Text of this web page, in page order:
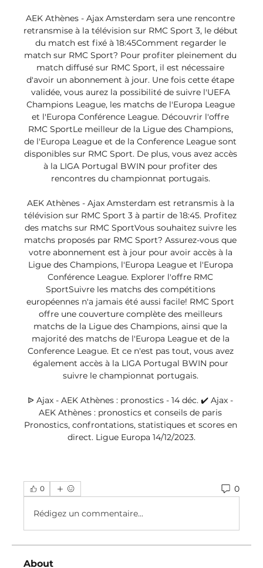
AEK Athènes - Ajax Amsterdam sera une rencontre
retransmise à la télévision sur RMC Sport 3, le début
du match est fixé à 18:45Comment regarder le
match sur RMC Sport? Pour profiter pleinement du
match diffusé sur RMC Sport, il est nécessaire
d'avoir un abonnement à jour. Une fois cette étape
validée, vous aurez la possibilité de suivre l'UEFA
Champions League, les matchs de l'Europa League
et l'Europa Conférence League. Découvrir l'offre
RMC SportLe meilleur de la Ligue des Champions,
de l'Europa League et de la Conference League sont
disponibles sur RMC Sport. De plus, vous avez accès
à la LIGA Portugal BWIN pour profiter des
rencontres du championnat portugais.
AEK Athènes - Ajax Amsterdam est retransmis à la
télévision sur RMC Sport 3 à partir de 18:45. Profitez
des matchs sur RMC SportVous souhaitez suivre les
matchs proposés par RMC Sport? Assurez-vous que
votre abonnement est à jour pour avoir accès à la
Ligue des Champions, l'Europa League et l'Europa
Conférence League. Explorer l'offre RMC
SportSuivre les matchs des compétitions
européennes n'a jamais été aussi facile! RMC Sport
offre une couverture complète des meilleurs
matchs de la Ligue des Champions, ainsi que la
majorité des matchs de l'Europa League et de la
Conference League. Et ce n'est pas tout, vous avez
également accès à la LIGA Portugal BWIN pour
suivre le championnat portugais.
ᐉ Ajax - AEK Athènes : pronostics - 14 déc. ✔️ Ajax -
AEK Athènes : pronostics et conseils de paris
Pronostics, confrontations, statistiques et scores en
direct. Ligue Europa 14/12/2023.
0 0
Rédigez un commentaire...
About